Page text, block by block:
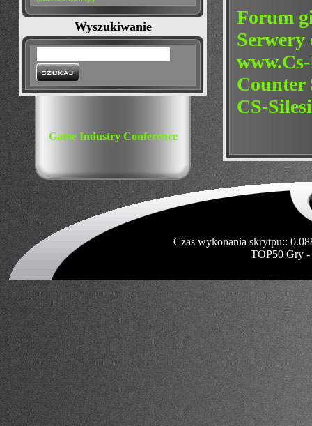
Wyszukiwanie
Game Industry Conference
Forum
Serwery
Counter
CS-
Czas wykonania skrytpu::
TOP50 Gry